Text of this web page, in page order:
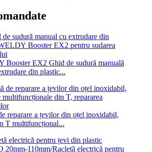
Booster EX2 Ghid de sudură manuală
din plastic...
reparare a țevilor din oțel inoxidabil,
T multifuncțional...